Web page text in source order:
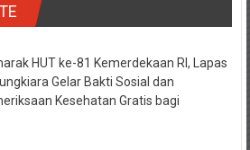
HUT ke-81 Kemerdekaan RI, Lapas
Gelar Bakti Sosial dan
Kesehatan Gratis bagi